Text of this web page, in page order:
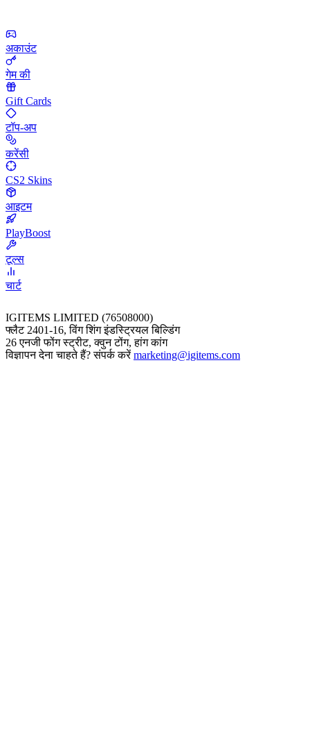
अकाउंट
गेम की
Gift Cards
टॉप-अप
करेंसी
CS2 Skins
आइटम
PlayBoost
टूल्स
चार्ट
IGITEMS LIMITED (76508000)
फ्लैट 2401-16, विंग शिंग इंडस्ट्रियल बिल्डिंग
26 एनजी फोंग स्ट्रीट, क्वुन टोंग, हांग कांग
विज्ञापन देना चाहते हैं? संपर्क करेंmarketing@igitems.com